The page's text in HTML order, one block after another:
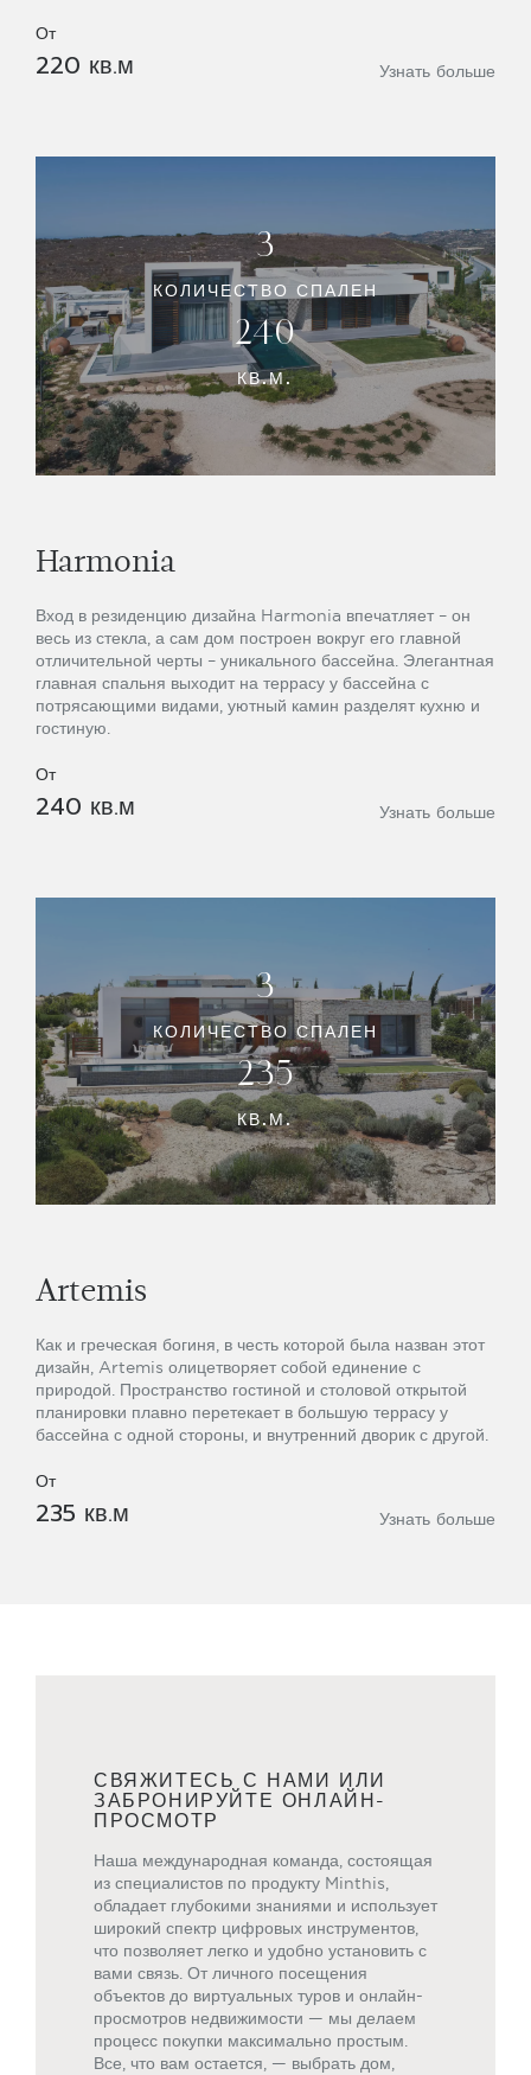
От
220 кв.м Узнать больше
3
КОЛИЧЕСТВО СПАЛЕН
240
КВ.М.
Harmonia
Вход в резиденцию дизайна Harmonia впечатляет – он
весь из стекла, а сам дом построен вокруг его главной
отличительной черты – уникального бассейна. Элегантная
главная спальня выходит на террасу у бассейна с
потрясающими видами, уютный камин разделят кухню и
гостиную.
От
240 кв.м Узнать больше
3
КОЛИЧЕСТВО СПАЛЕН
235
КВ.М.
Artemis
Как и греческая богиня, в честь которой была назван этот
дизайн, Artemis олицетворяет собой единение с
природой. Пространство гостиной и столовой открытой
планировки плавно перетекает в большую террасу у
бассейна с одной стороны, и внутренний дворик с другой.
От
235 кв.м Узнать больше
СВЯЖИТЕСЬ С НАМИ ИЛИ
ЗАБРОНИРУЙТЕ ОНЛАЙН-
ПРОСМОТР
Наша международная команда, состоящая
из специалистов по продукту Minthis,
обладает глубокими знаниями и использует
широкий спектр цифровых инструментов,
что позволяет легко и удобно установить с
вами связь. От личного посещения
объектов до виртуальных туров и онлайн-
просмотров недвижимости — мы делаем
процесс покупки максимально простым.
Все, что вам остается, — выбрать дом,